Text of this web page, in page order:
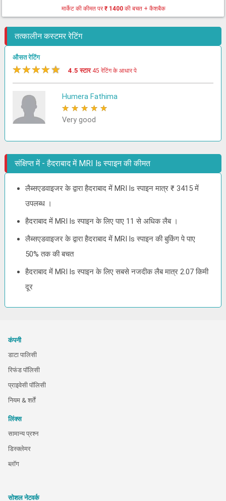
मार्केट की कीमत पर₹ 1400 की बचत + कैशबैक
तत्कालीन कस्टमर रेटिंग
औसत रेटिंग
★★★★★ 4.5 स्टार 45 रेटिंग के आधार पे
Humera Fathima
★ ★ ★ ★ ★
Very good
संक्षिप्त में - हैदराबाद में MRI ls स्पाइन की कीमत
लैब्सएडवाइजर के द्वारा हैदराबाद में MRI ls स्पाइन मात्र ₹ 3415 में
उपलब्ध ।
हैदराबाद में MRI ls स्पाइन के लिए पाए 11 से अधिक लैब ।
लैब्सएडवाइजर के द्वारा हैदराबाद में MRI ls स्पाइन की बुकिंग पे पाए
50% तक की बचत
हैदराबाद में MRI ls स्पाइन के लिए सबसे नजदीक लैब मात्र 2.07 किमी
दूर
कंपनी
डाटा पालिसी
रिफंड पॉलिसी
प्राइवेसी पॉलिसी
नियम & शर्तें
लिंक्स
सामान्य प्रश्न
डिस्क्लेमर
ब्लॉग
सोशल नेटवर्क